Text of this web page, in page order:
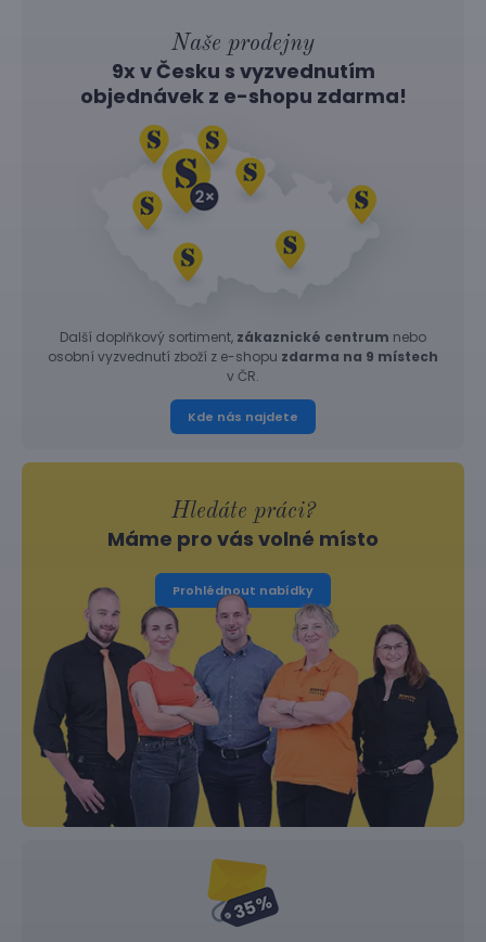
Naše prodejny
9x v Česku s vyzvednutím
objednávek z e-shopu zdarma!
Další doplňkový sortiment, zákaznické centrum nebo
osobní vyzvednutí zboží z e-shopu zdarma na 9 místech
v ČR.
Kde nás najdete
Hledáte práci?
Máme pro vás volné místo
Prohlédnout nabídky